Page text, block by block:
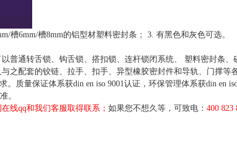
槽6mm/槽8mm的铝型材塑料密封条； 3. 有黑色和灰色可选。
普通转舌锁、钩舌锁、搭扣锁、连杆锁闭系统、 塑料密封条
之配套的铰链、拉手、扣手、异型橡胶密封件和导轨、门撑等
质量保证体系获din en iso 9001认证，环保管理体系获din en
。
线qq和我们客服取得联系； 如果您不想久等，可致电： 400 823